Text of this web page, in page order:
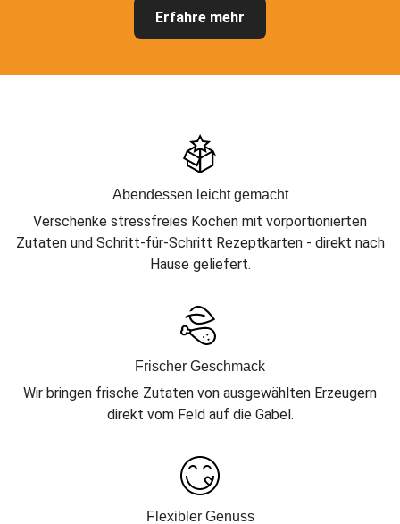
Erfahre mehr
Abendessen leicht gemacht
Verschenke stressfreies Kochen mit vorportionierten
Zutaten und Schritt-für-Schritt Rezeptkarten - direkt nach
Hause geliefert.
Frischer Geschmack
Wir bringen frische Zutaten von ausgewählten Erzeugern
direkt vom Feld auf die Gabel.
Flexibler Genuss